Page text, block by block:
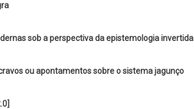
sob a perspectiva da epistemologia invertida
ou apontamentos sobre o sistema jagunço